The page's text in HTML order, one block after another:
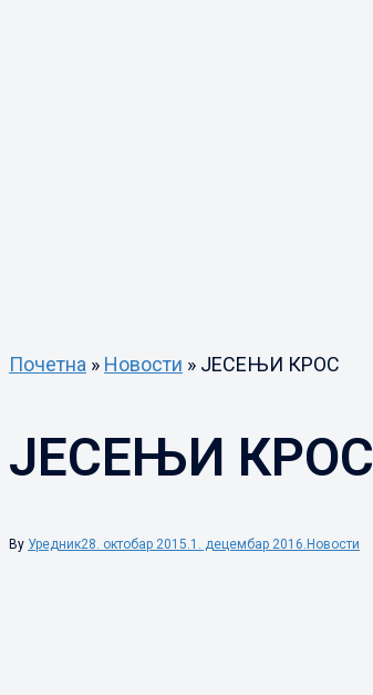
Почетна » Новости » ЈЕСЕЊИ КРОС
ЈЕСЕЊИ КРОС
By Уредник28. октобар 2015. 1. децембар 2016. Новости